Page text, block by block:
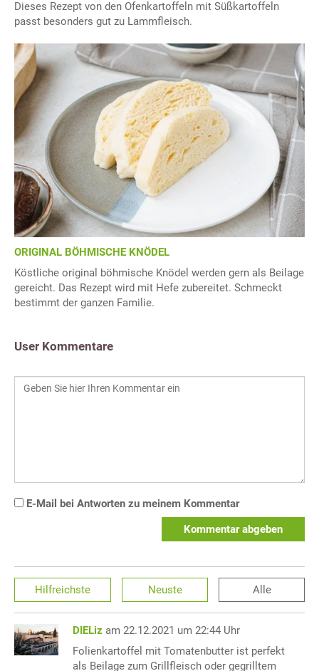
Dieses Rezept von den Ofenkartoffeln mit Süßkartoffeln
passt besonders gut zu Lammfleisch.
ORIGINAL BÖHMISCHE KNÖDEL
Köstliche original böhmische Knödel werden gern als Beilage
gereicht. Das Rezept wird mit Hefe zubereitet. Schmeckt
bestimmt der ganzen Familie.
User Kommentare
E-Mail bei Antworten zu meinem Kommentar
Kommentar abgeben
Hilfreichste Neuste Alle
DIELiz am 22.12.2021 um 22:44 Uhr
Folienkartoffel mit Tomatenbutter ist perfekt
als Beilage zum Grillfleisch oder gegrilltem